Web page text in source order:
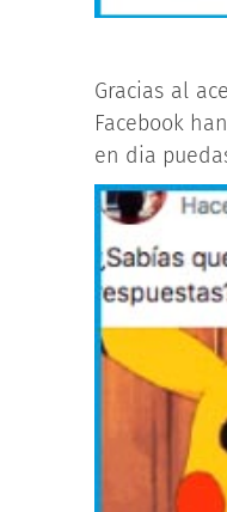
Gracias al
Facebook
en dia